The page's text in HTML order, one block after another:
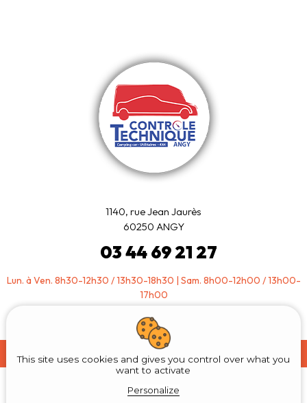
1140, rue Jean Jaurès
60250 ANGY
03 44 69 21 27
Lun. à Ven. 8h30-12h30 / 13h30-18h30 | Sam. 8h00-12h00 / 13h00-
17h00
This site uses cookies and gives you control over what you
want to activate
Personalize